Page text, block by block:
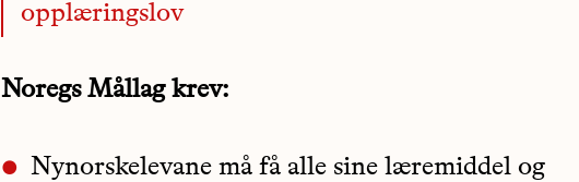
opplæringslov
Noregs Mållag krev:
Nynorskelevane må få alle sine læremiddel og